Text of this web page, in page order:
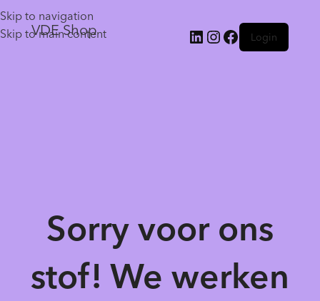
Skip to navigation
Skip to main content
VDE Shop Login
Sorry voor ons
stof! We werken